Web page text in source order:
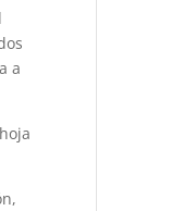
a